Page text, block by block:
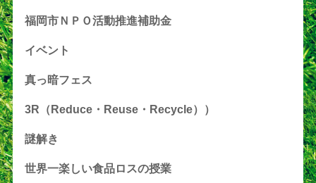
福岡市ＮＰＯ活動推進補助金
イベント
真っ暗フェス
3R（Reduce・Reuse・Recycle））
謎解き
世界一楽しい食品ロスの授業